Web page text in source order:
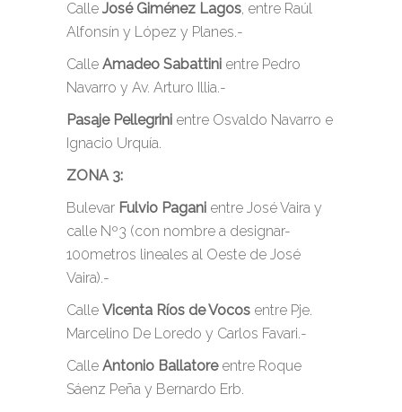
Calle José Giménez Lagos, entre Raúl
Alfonsín y López y Planes.-
Calle Amadeo Sabattini entre Pedro
Navarro y Av. Arturo Illia.-
Pasaje Pellegrini entre Osvaldo Navarro e
Ignacio Urquía.
ZONA 3:
Bulevar Fulvio Pagani entre José Vaira y
calle Nº3 (con nombre a designar-
100metros lineales al Oeste de José
Vaira).-
Calle Vicenta Ríos de Vocos entre Pje.
Marcelino De Loredo y Carlos Favari.-
Calle Antonio Ballatoreentre Roque
Sáenz Peña y Bernardo Erb.